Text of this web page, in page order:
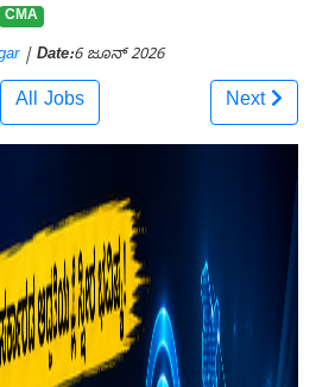
CMA
| Date:6 ಜೂನ್ 2026
All Jobs Next